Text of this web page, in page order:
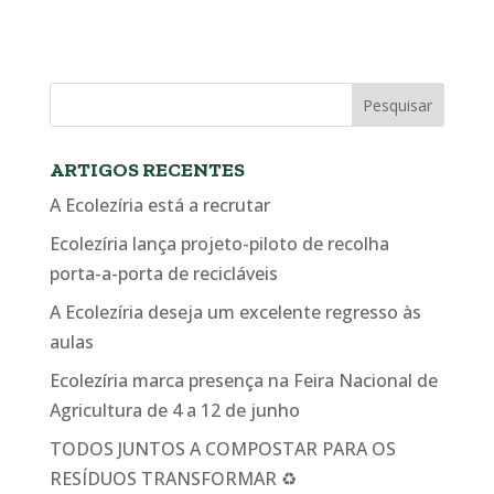
ARTIGOS RECENTES
A Ecolezíria está a recrutar
Ecolezíria lança projeto-piloto de recolha
porta-a-porta de recicláveis
A Ecolezíria deseja um excelente regresso às
aulas
Ecolezíria marca presença na Feira Nacional de
Agricultura de 4 a 12 de junho
TODOS JUNTOS A COMPOSTAR PARA OS
RESÍDUOS TRANSFORMAR ♻️